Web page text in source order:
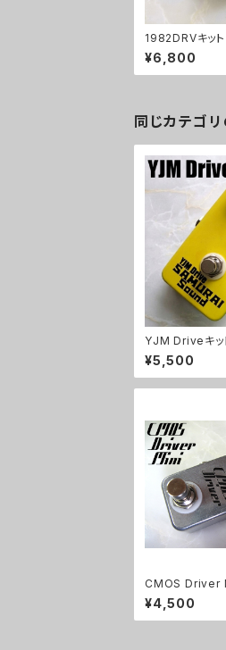
1982DRVキット
¥6,800
同じカテゴ
YJM Driveキッ
¥5,500
CMOS Driver
C KIT】
¥4,500